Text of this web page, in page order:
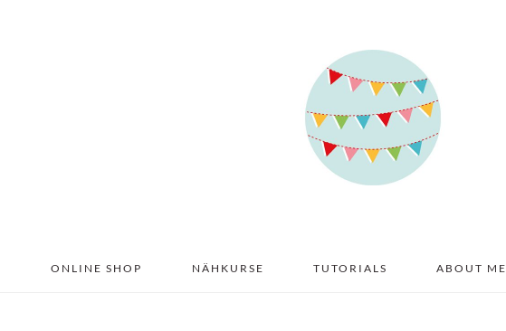
ONLINE SHOP NÄHKURSE TUTORIALS ABOUT ME